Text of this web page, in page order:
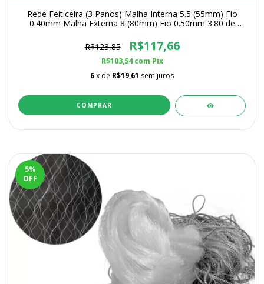
Rede Feiticeira (3 Panos) Malha Interna 5.5 (55mm) Fio
0.40mm Malha Externa 8 (80mm) Fio 0.50mm 3.80 de
R$123,85
R$117,66
R$103,54 com Pix
6x de R$19,61 sem juros
COMPRAR
5%
OFF